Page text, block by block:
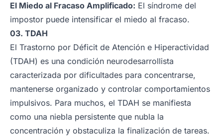
El Miedo al Fracaso Amplificado: El síndrome del
impostor puede intensificar el miedo al fracaso.
03. TDAH
El Trastorno por Déficit de Atención e Hiperactividad
(TDAH) es una condición neurodesarrollista
caracterizada por dificultades para concentrarse,
mantenerse organizado y controlar comportamientos
impulsivos. Para muchos, el TDAH se manifiesta
como una niebla persistente que nubla la
concentración y obstaculiza la finalización de tareas.